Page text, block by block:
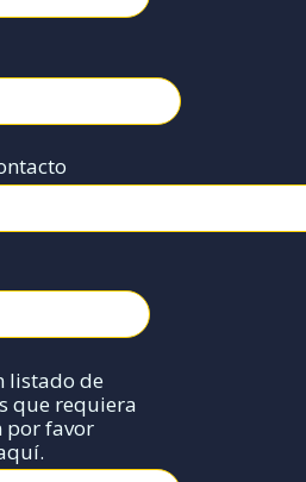
listado de
que requiera
por favor